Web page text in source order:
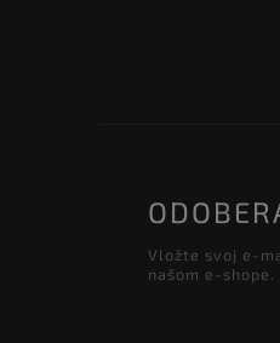
Vložte svoj e-
našom e-shope.